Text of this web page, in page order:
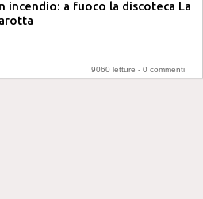
incendio: a fuoco la discoteca La
9060 letture - 0 commenti